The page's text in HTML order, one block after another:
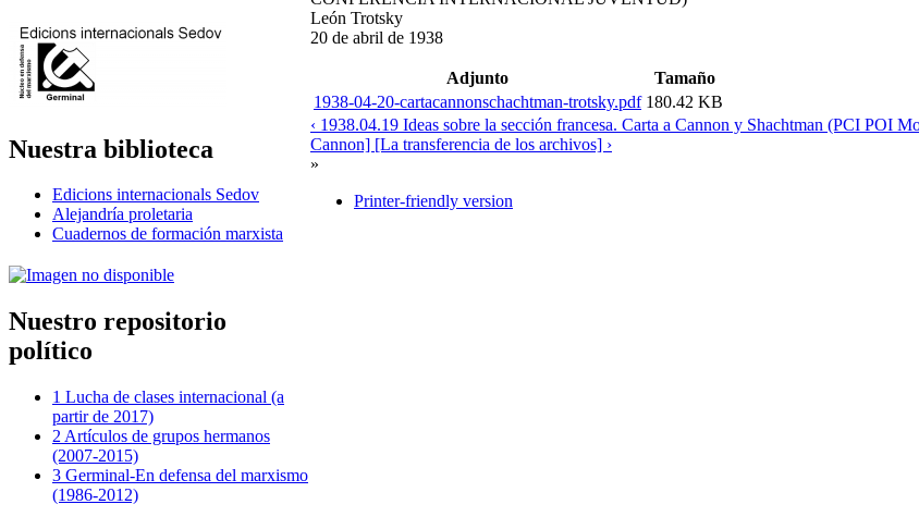
Nuestra biblioteca
Edicions internacionals Sedov
Alejandría proletaria
Cuadernos de formación marxista
Nuestro repositorio
político
1 Lucha de clases internacional (a
partir de 2017)
2 Artículos de grupos hermanos
(2007-2015)
3 Germinal-En defensa del marxismo
(1986-2012)
León Trotsky
20 de abril de 1938
Adjunto
Tamaño
1938-04-20-cartacannonschachtman-trotsky.pdf 180.42 KB
‹ 1938.04.19 Ideas sobre la sección francesa. Carta a Cannon y Shachtman (PCI POI
Cannon] [La transferencia de los archivos] ›
»
Printer-friendly version